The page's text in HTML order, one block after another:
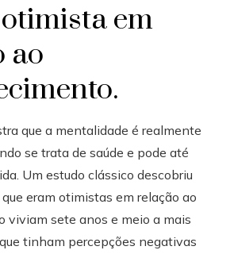
em
ao
que a mentalidade é realmente
se trata de saúde e pode até
Um estudo clássico descobriu
eram otimistas em relação ao
viviam sete anos e meio a mais
tinham percepções negativas